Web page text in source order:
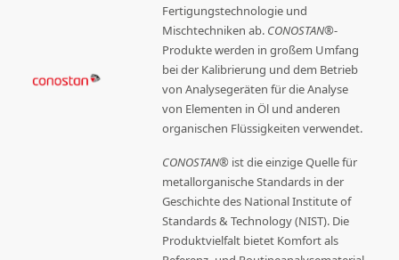
Fertigungstechnologie und
Mischtechniken ab. CONOSTAN®-
Produkte werden in großem Umfang
bei der Kalibrierung und dem Betrieb
von Analysegeräten für die Analyse
von Elementen in Öl und anderen
organischen Flüssigkeiten verwendet.
CONOSTAN® ist die einzige Quelle für
metallorganische Standards in der
Geschichte des National Institute of
Standards & Technology (NIST). Die
Produktvielfalt bietet Komfort als